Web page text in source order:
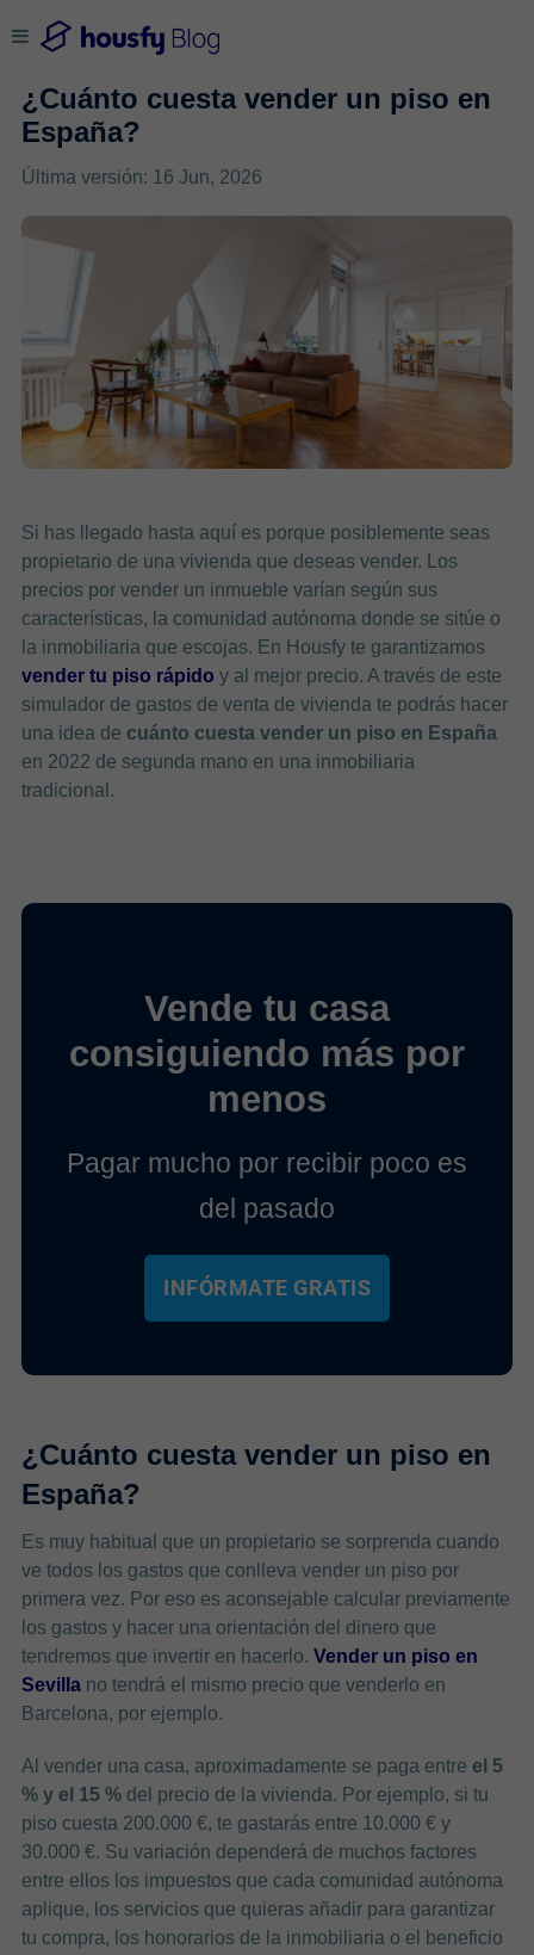
¿Cuánto cuesta vender un piso en
España?
Última versión: 16 Jun, 2026
Si has llegado hasta aquí es porque posiblemente seas
propietario de una vivienda que deseas vender. Los
precios por vender un inmueble varían según sus
características, la comunidad autónoma donde se sitúe o
la inmobiliaria que escojas. En Housfy te garantizamos
vender tu piso rápido y al mejor precio. A través de este
simulador de gastos de venta de vivienda te podrás hacer
una idea de cuánto cuesta vender un piso en España
en 2022 de segunda mano en una inmobiliaria
tradicional.
Vende tu casa
consiguiendo más por
menos
Pagar mucho por recibir poco es
del pasado
INFÓRMATE GRATIS
¿Cuánto cuesta vender un piso en
España?
Es muy habitual que un propietario se sorprenda cuando
ve todos los gastos que conlleva vender un piso por
primera vez. Por eso es aconsejable calcular previamente
los gastos y hacer una orientación del dinero que
tendremos que invertir en hacerlo. Vender un piso en
Sevilla no tendrá el mismo precio que venderlo en
Barcelona, por ejemplo.
Al vender una casa, aproximadamente se paga entre el 5
% y el 15 %del precio de la vivienda. Por ejemplo, si tu
piso cuesta 200.000 €, te gastarás entre 10.000 € y
30.000 €. Su variación dependerá de muchos factores
entre ellos los impuestos que cada comunidad autónoma
aplique, los servicios que quieras añadir para garantizar
tu compra, los honorarios de la inmobiliaria o el beneficio